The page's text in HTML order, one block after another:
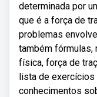
determinada por
que é a força de
problemas
também fórmulas,
física, força de
lista de
conhecimentos